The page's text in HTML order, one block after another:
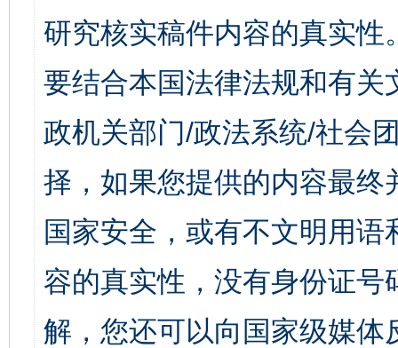
研究核实稿件内容的真实
要结合本国法律法规和有关
政机关部门/政法系统/社会
择，如果您提供的内容最
国家安全，或有不文明用
容的真实性，没有身份证
解，您还可以向国家级媒